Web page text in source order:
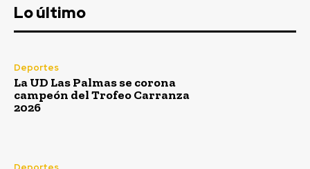
Lo último
Deportes
La UD Las Palmas se corona
campeón del Trofeo Carranza
2026